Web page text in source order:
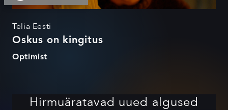
Telia Eesti
Oskus on kingitus
Optimist
Hirmuäratavad uued algused